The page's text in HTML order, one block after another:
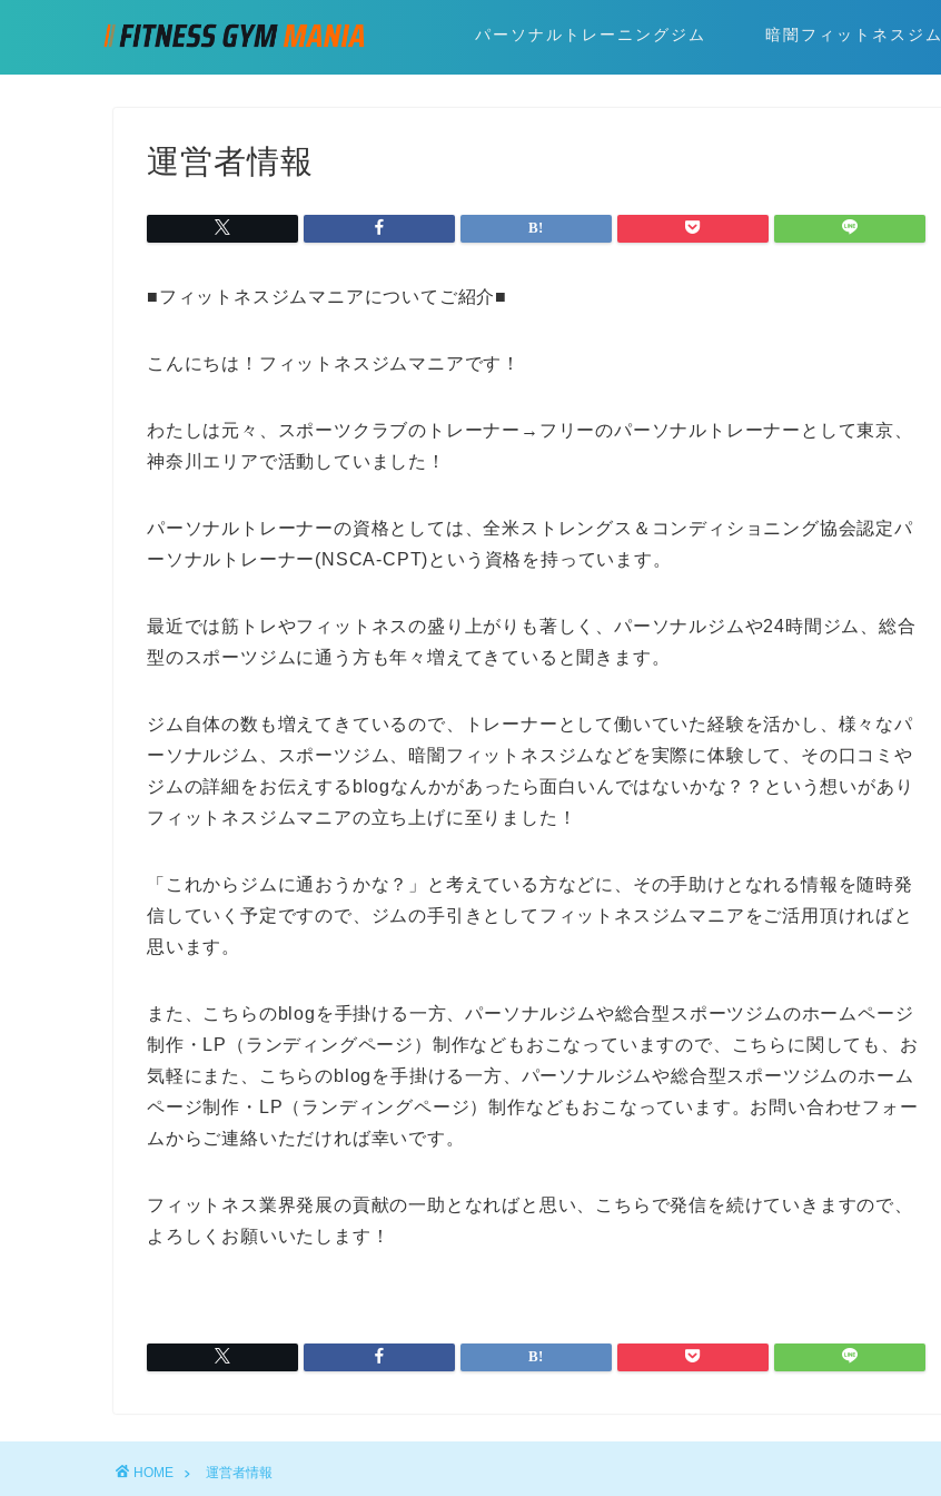
パーソナルトレーニングジム 暗闇フィットネスジム
運営者情報
■フィットネスジムマニアについてご紹介■
こんにちは！フィットネスジムマニアです！
わたしは元々、スポーツクラブのトレーナー→フリーのパーソナルトレーナーとして東京、
神奈川エリアで活動していました！
パーソナルトレーナーの資格としては、全米ストレングス＆コンディショニング協会認定パ
ーソナルトレーナー(NSCA-CPT)という資格を持っています。
最近では筋トレやフィットネスの盛り上がりも著しく、パーソナルジムや24時間ジム、総合
型のスポーツジムに通う方も年々増えてきていると聞きます。
ジム自体の数も増えてきているので、トレーナーとして働いていた経験を活かし、様々なパ
ーソナルジム、スポーツジム、暗闇フィットネスジムなどを実際に体験して、その口コミや
ジムの詳細をお伝えするblogなんかがあったら面白いんではないかな？？という想いがあり
フィットネスジムマニアの立ち上げに至りました！
「これからジムに通おうかな？」と考えている方などに、その手助けとなれる情報を随時発
信していく予定ですので、ジムの手引きとしてフィットネスジムマニアをご活用頂ければと
思います。
また、こちらのblogを手掛ける一方、パーソナルジムや総合型スポーツジムのホームページ
制作・LP（ランディングページ）制作などもおこなっていますので、こちらに関しても、お
気軽にまた、こちらのblogを手掛ける一方、パーソナルジムや総合型スポーツジムのホーム
ページ制作・LP（ランディングページ）制作などもおこなっています。お問い合わせフォー
ムからご連絡いただければ幸いです。
フィットネス業界発展の貢献の一助となればと思い、こちらで発信を続けていきますので、
よろしくお願いいたします！
HOME 運営者情報